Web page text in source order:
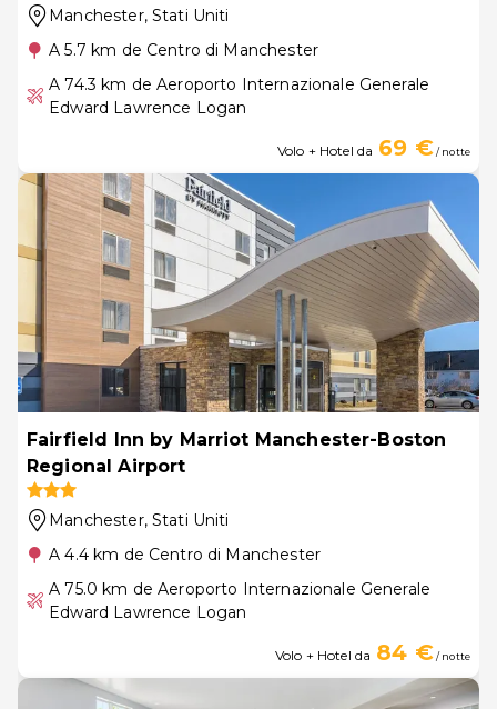
Manchester, Stati Uniti
A 5.7 km de Centro di Manchester
A 74.3 km de Aeroporto Internazionale Generale
Edward Lawrence Logan
Volo + Hotel da 69 €/ notte
Fairfield Inn by Marriot Manchester-Boston
Regional Airport
Manchester, Stati Uniti
A 4.4 km de Centro di Manchester
A 75.0 km de Aeroporto Internazionale Generale
Edward Lawrence Logan
Volo + Hotel da 84 €/ notte